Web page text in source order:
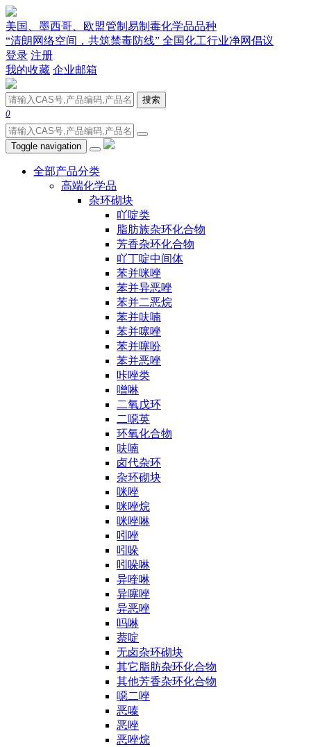
美国、墨西哥、欧盟管制易制毒化学品品种
“清朗网络空间，共筑禁毒防线” 全国化工行业净网倡议
登录 注册
我的收藏 企业邮箱
搜索
0
Toggle navigation
全部产品分类
高端化学品
杂环砌块
吖啶类
脂肪族杂环化合物
芳香杂环化合物
吖丁啶中间体
苯并咪唑
苯并异恶唑
苯并二恶烷
苯并呋喃
苯并噻唑
苯并噻吩
苯并恶唑
咔唑类
噌啉
二氧戊环
二噁英
环氧化合物
呋喃
卤代杂环
杂环砌块
咪唑
咪唑烷
咪唑啉
吲唑
吲哚
吲哚啉
异喹啉
异噻唑
异恶唑
吗啉
萘啶
无卤杂环砌块
其它脂肪杂环化合物
其他芳香杂环化合物
噁二唑
恶嗪
恶唑
恶唑烷